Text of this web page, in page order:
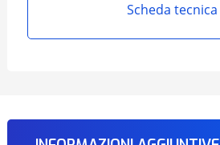
Scheda tecnica